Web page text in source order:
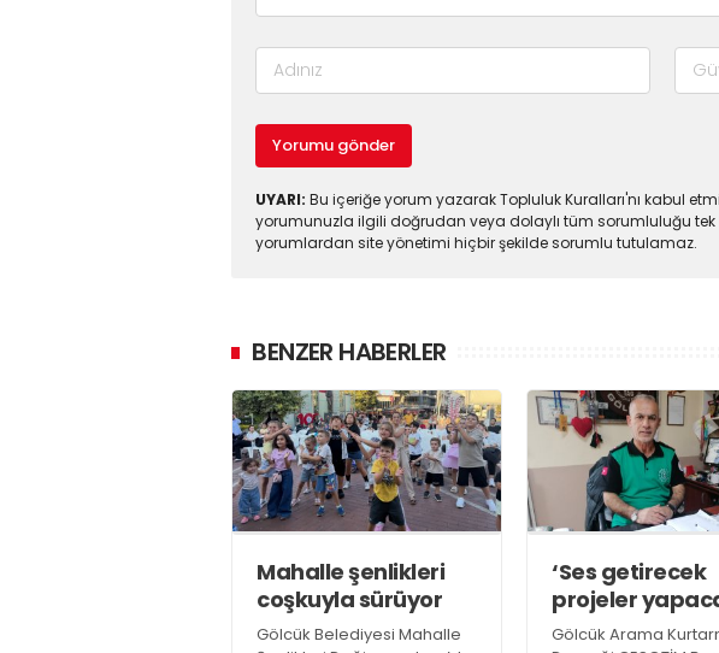
Yorumu gönder
UYARI: Bu içeriğe yorum yazarak Topluluk Kuralları'nı kabul
yorumunuzla ilgili doğrudan veya dolaylı tüm sorumluluğu tek
yorumlardan site yönetimi hiçbir şekilde sorumlu tutulamaz.
BENZER HABERLER
Mahalle şenlikleri
coşkuyla sürüyor
Gölcük Belediyesi Mahalle
‘Ses getirecek
projeler
Gölcük Arama